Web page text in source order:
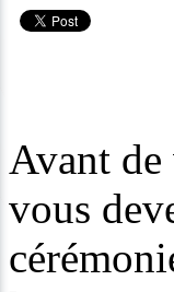
Avant de
vous